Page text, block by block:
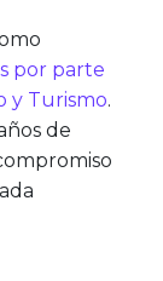
por parte
y Turismo.
de